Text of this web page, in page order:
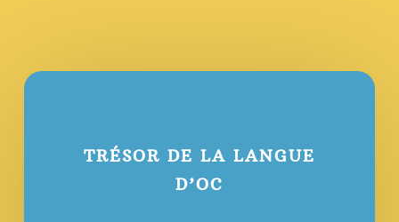
TRÉSOR DE LA LANGUE
D’OC